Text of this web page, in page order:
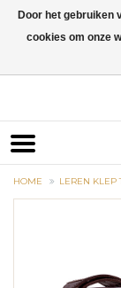
HOME LEREN KLEP
Door het gebruiken
cookies om onze